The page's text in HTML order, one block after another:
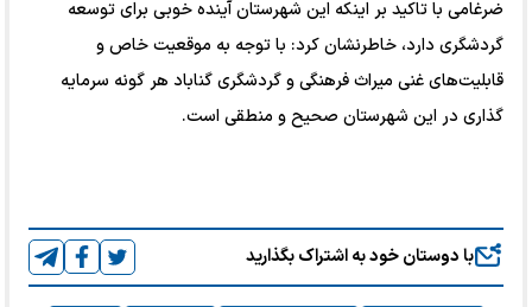
ضرغامی با تاکید بر اینکه این شهرستان آینده خوبی برای توسعه
گردشگری دارد، خاطرنشان کرد: با توجه به موقعیت خاص و
قابلیت‌های غنی میراث فرهنگی و گردشگری گناباد هر گونه سرمایه
گذاری در این شهرستان صحیح و منطقی است.
با دوستان خود به اشتراک بگذارید